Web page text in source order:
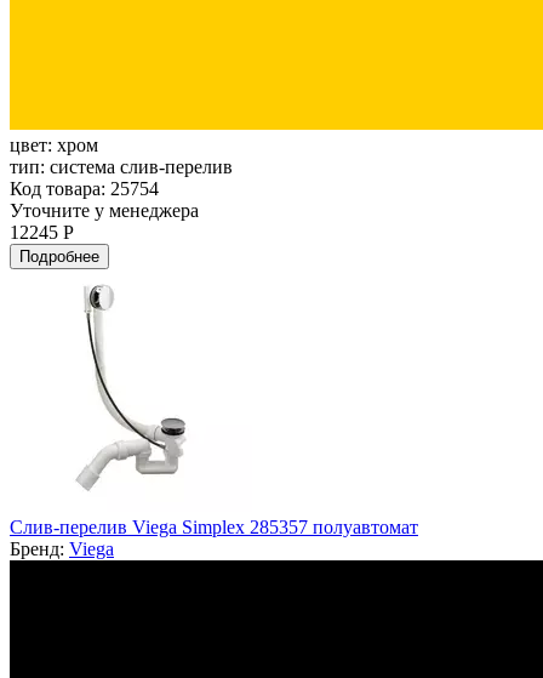
цвет: хром
тип: система слив-перелив
Код товара: 25754
Уточните у менеджера
12245 Р
Подробнее
Слив-перелив Viega Simplex 285357 полуавтомат
Бренд: Viega